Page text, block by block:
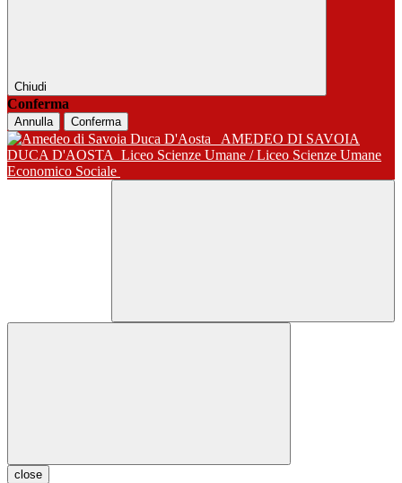
Chiudi
Conferma
Annulla Conferma
AMEDEO DI SAVOIA
DUCA D'AOSTA Liceo Scienze Umane / Liceo Scienze Umane
Economico Sociale
close